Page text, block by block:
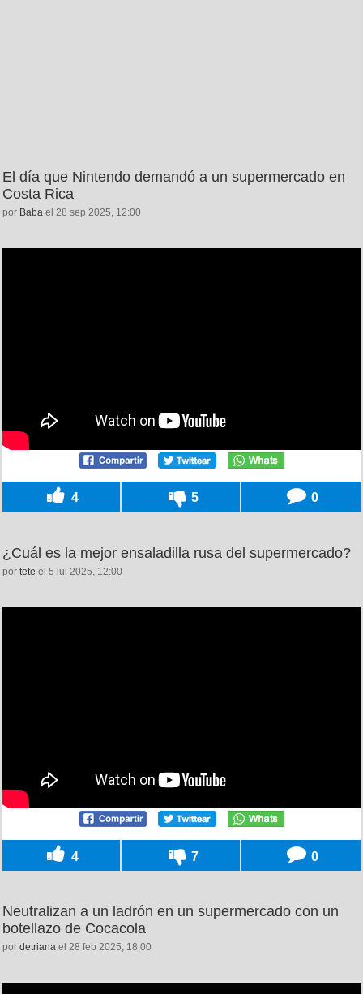
El día que Nintendo demandó a un supermercado en
Costa Rica
por Baba el 28 sep 2025, 12:00
4 5 0
¿Cuál es la mejor ensaladilla rusa del supermercado?
por tete el 5 jul 2025, 12:00
4 7 0
Neutralizan a un ladrón en un supermercado con un
botellazo de Cocacola
por detriana el 28 feb 2025, 18:00